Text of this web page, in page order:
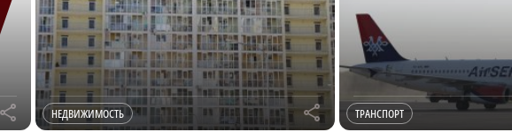
r НЕДВИЖИМОСТЬ r ТРАНСПОРТ